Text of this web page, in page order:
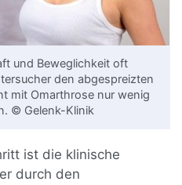
und Beweglichkeit oft
den abgespreizten
mit Omarthrose nur wenig
© Gelenk-Klinik
ist die klinische
durch den